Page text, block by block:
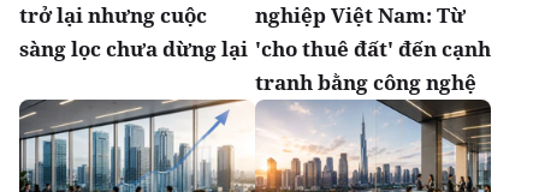
trở lại nhưng cuộc
sàng lọc chưa dừng lại
nghiệp Việt Nam: Từ
'cho thuê đất' đến cạnh
tranh bằng công nghệ